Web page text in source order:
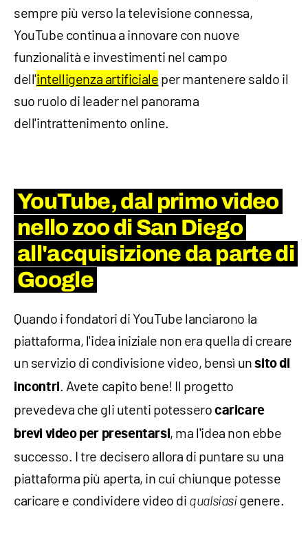
sempre più verso la televisione connessa,
YouTube continua a innovare con nuove
funzionalità e investimenti nel campo
dell'intelligenza artificiale per mantenere saldo il
suo ruolo di leader nel panorama
dell'intrattenimento online.
YouTube, dal primo video
nello zoo di San Diego
all'acquisizione da parte di
Google
Quando i fondatori di YouTube lanciarono la
piattaforma, l'idea iniziale non era quella di creare
un servizio di condivisione video, bensì unsito di
incontri. Avete capito bene! Il progetto
prevedeva che gli utenti potesserocaricare
brevi video per presentarsi, ma l'idea non ebbe
successo. I tre decisero allora di puntare su una
piattaforma più aperta, in cui chiunque potesse
caricare e condividere video di qualsiasigenere.